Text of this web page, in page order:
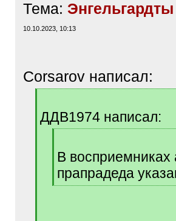
Тема: Энгельгардты
10.10.2023, 10:13
Corsarov написал:
]ДДВ1974 написал:
В восприемниках
прапрадеда
[